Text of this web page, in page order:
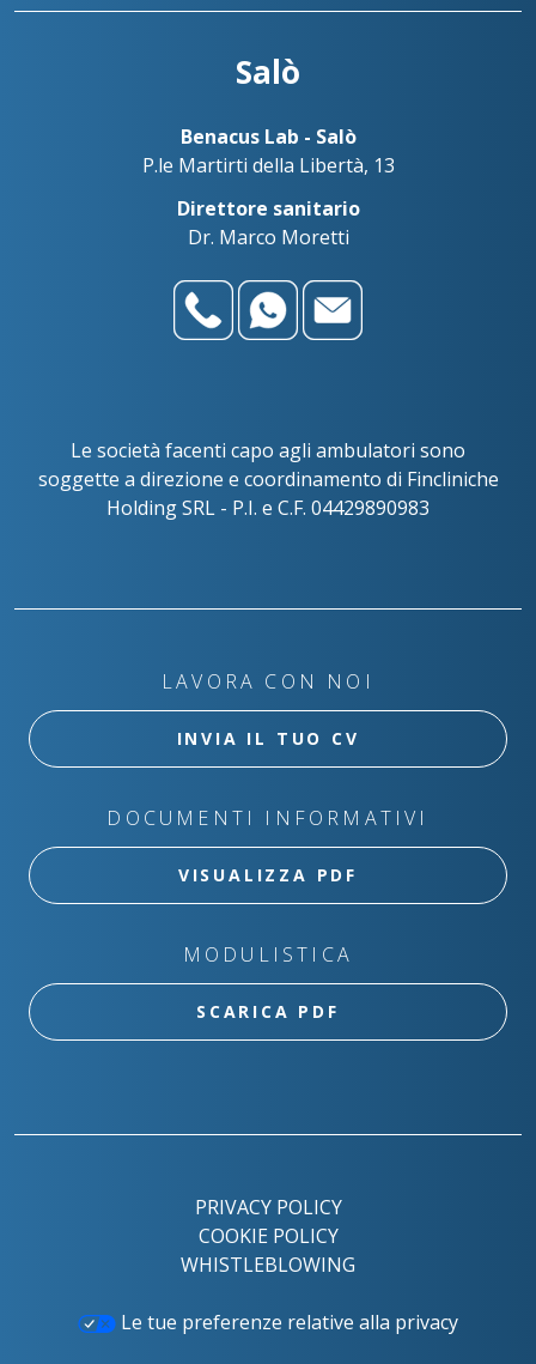
Salò
Benacus Lab - Salò
P.le Martirti della Libertà, 13
Direttore sanitario
Dr. Marco Moretti
Le società facenti capo agli ambulatori sono
soggette a direzione e coordinamento di Fincliniche
Holding SRL - P.I. e C.F. 04429890983
LAVORA CON NOI
INVIA IL TUO CV
DOCUMENTI INFORMATIVI
VISUALIZZA PDF
MODULISTICA
SCARICA PDF
PRIVACY POLICY
COOKIE POLICY
WHISTLEBLOWING
Le tue preferenze relative alla privacy